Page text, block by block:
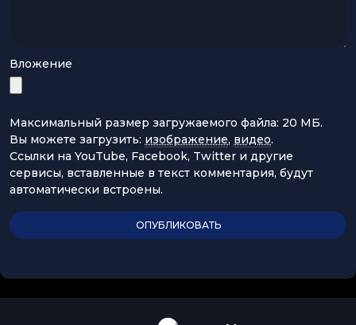
Вложение
Максимальный размер загружаемого файла: 20 МБ.
Вы можете загрузить: изображение, видео.
Ссылки на YouTube, Facebook, Twitter и другие
сервисы, вставленные в текст комментария, будут
автоматически встроены.